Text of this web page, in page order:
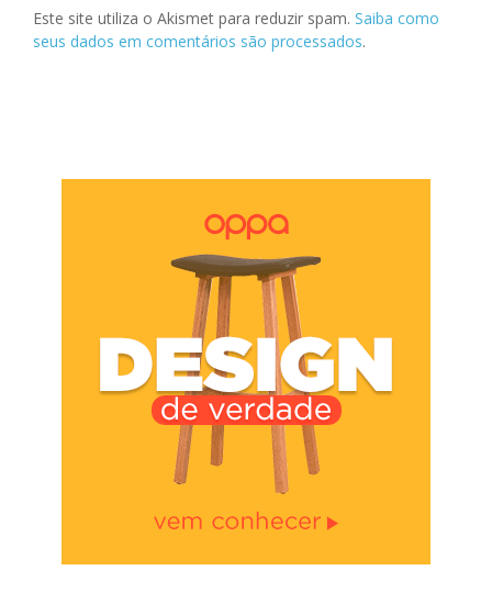
Este site utiliza o Akismet para reduzir spam. Saiba como
seus dados em comentários são processados.